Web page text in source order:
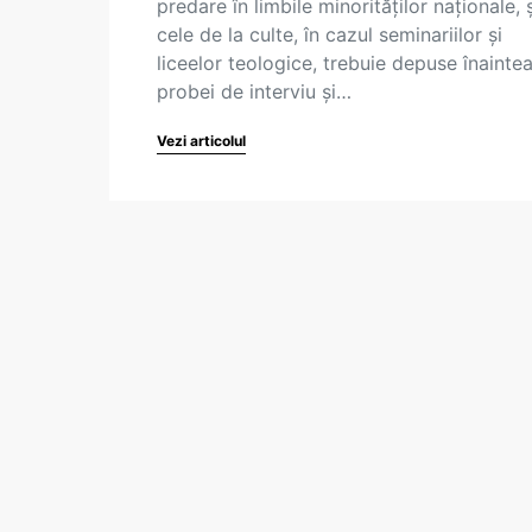
predare în limbile minorităților naționale,
cele de la culte, în cazul seminariilor și
liceelor teologice, trebuie depuse înaintea
probei de interviu și…
Vezi articolul